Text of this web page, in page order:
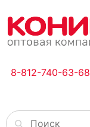
8-812-740-63-68